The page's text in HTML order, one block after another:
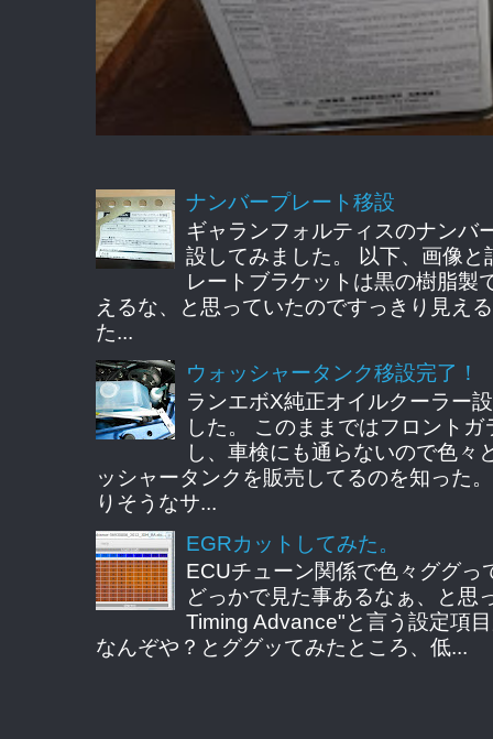
ナンバープレート移設
ギャランフォルティスのナンバ
設してみました。 以下、画像
レートブラケットは黒の樹脂製
えるな、と思っていたのですっきり見え
た...
ウォッシャータンク移設完了！
ランエボX純正オイルクーラー
した。 このままではフロント
し、車検にも通らないので色々
ッシャータンクを販売してるのを知った
りそうなサ...
EGRカットしてみた。
ECUチューン関係で色々ググ
どっかで見た事あるなぁ、と
Timing Advance"と言う設定項
なんぞや？とググッてみたところ、低...